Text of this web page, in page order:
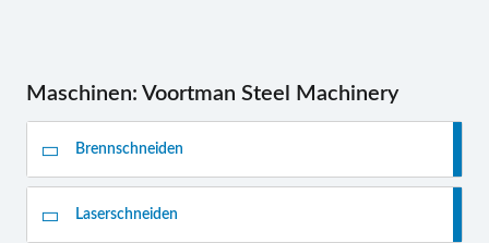
Navigation
Maschinen: Voortman Steel Machinery
Brennschneiden
Laserschneiden